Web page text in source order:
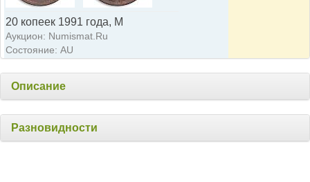
20 копеек 1991 года, М
Аукцион: Numismat.Ru
Состояние: AU
Описание
Разновидности